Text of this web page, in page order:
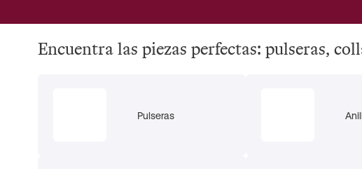
Encuentra las piezas perfectas: pulseras,
Pulseras